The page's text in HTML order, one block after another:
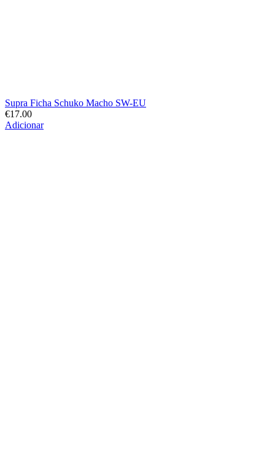
Supra Ficha Schuko Macho SW-EU
€17.00
Adicionar